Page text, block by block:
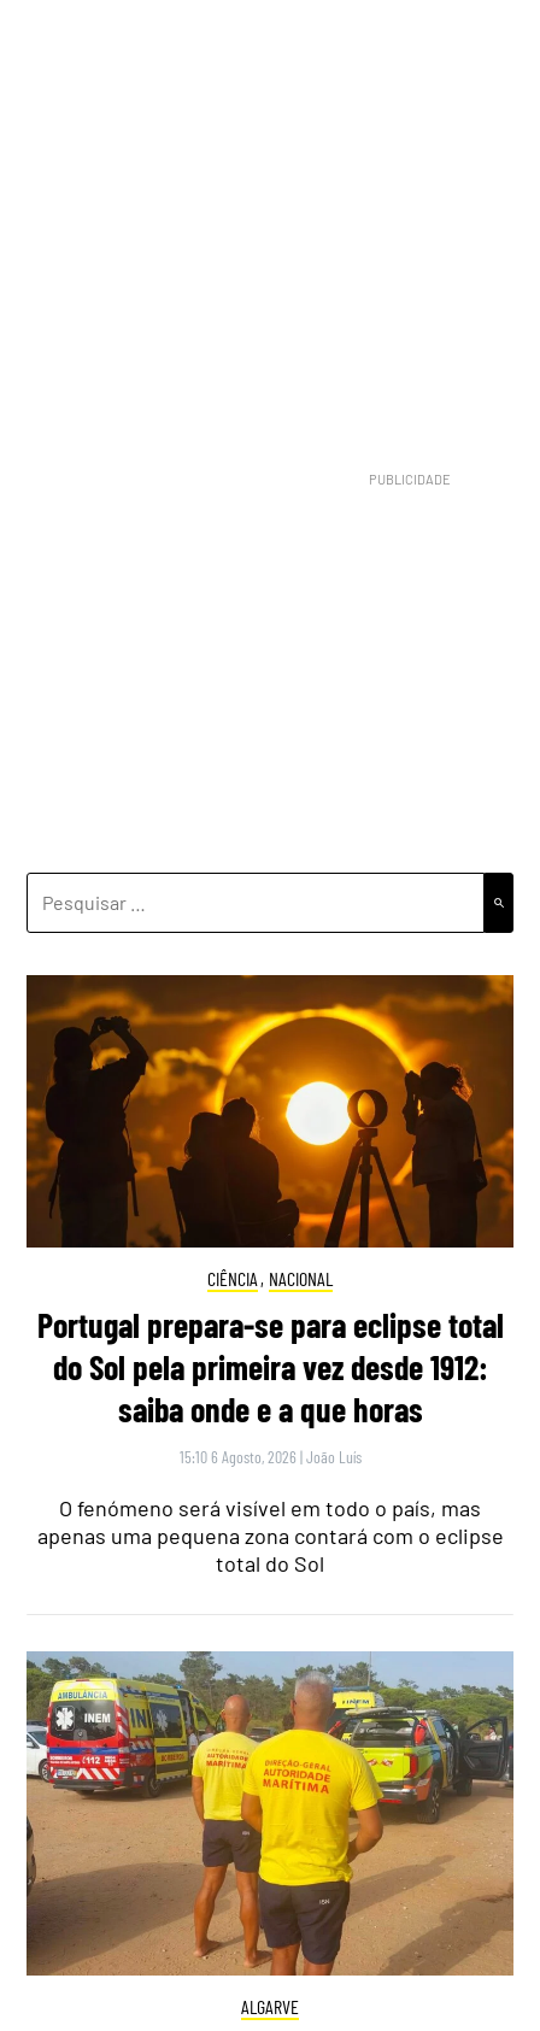
POR:
CIÊNCIA , NACIONAL
Portugal prepara-se para eclipse total
do Sol pela primeira vez desde 1912:
saiba onde e a que horas
15:10 6 Agosto, 2026 |João Luís
O fenómeno será visível em todo o país, mas
apenas uma pequena zona contará com o eclipse
total do Sol
ALGARVE